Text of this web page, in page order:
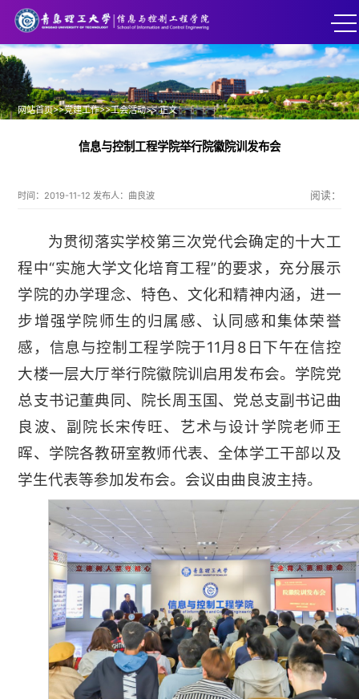
网站首页>>党建工作>>工会活动>> 正文
信息与控制工程学院举行院徽院训发布会
时间：2019-11-12 发布人：曲良波 阅读：
为贯彻落实学校第三次党代会确定的十大工
程中“实施大学文化培育工程”的要求，充分展示
学院的办学理念、特色、文化和精神内涵，进一
步增强学院师生的归属感、认同感和集体荣誉
感，信息与控制工程学院于11月8日下午在信控
大楼一层大厅举行院徽院训启用发布会。学院党
总支书记董典同、院长周玉国、党总支副书记曲
良波、副院长宋传旺、艺术与设计学院老师王
晖、学院各教研室教师代表、全体学工干部以及
学生代表等参加发布会。会议由曲良波主持。